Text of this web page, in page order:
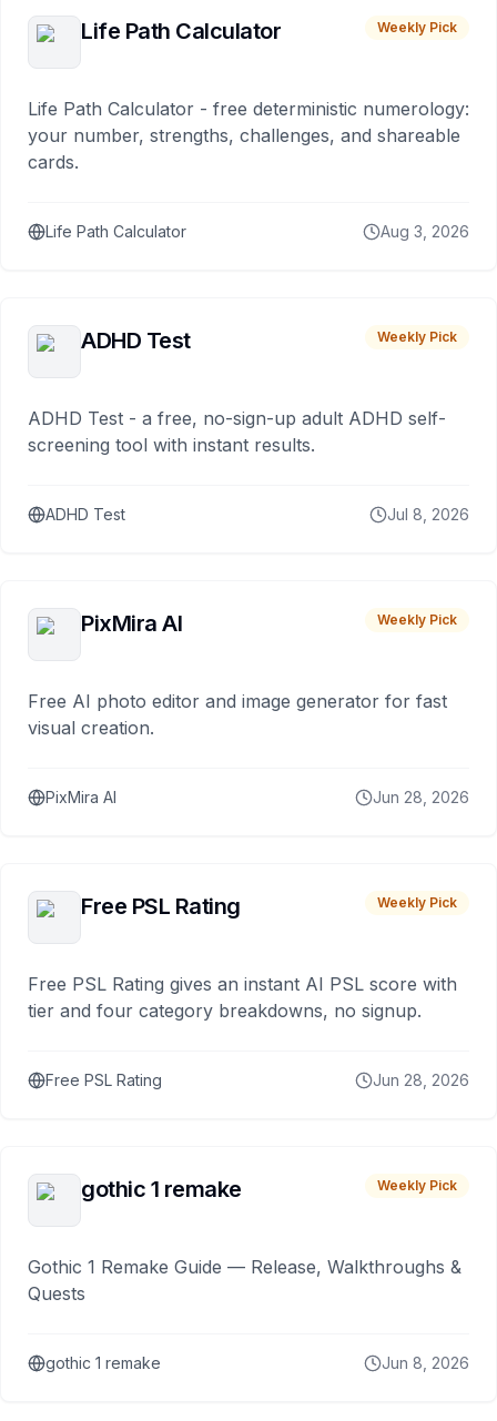
Life Path Calculator Weekly Pick
Life Path Calculator - free deterministic numerology:
your number, strengths, challenges, and shareable
cards.
Life Path Calculator Aug 3, 2026
ADHD Test Weekly Pick
ADHD Test - a free, no-sign-up adult ADHD self-
screening tool with instant results.
ADHD Test Jul 8, 2026
PixMira AI Weekly Pick
Free AI photo editor and image generator for fast
visual creation.
PixMira AI Jun 28, 2026
Free PSL Rating Weekly Pick
Free PSL Rating gives an instant AI PSL score with
tier and four category breakdowns, no signup.
Free PSL Rating Jun 28, 2026
gothic 1 remake Weekly Pick
Gothic 1 Remake Guide — Release, Walkthroughs &
Quests
gothic 1 remake Jun 8, 2026